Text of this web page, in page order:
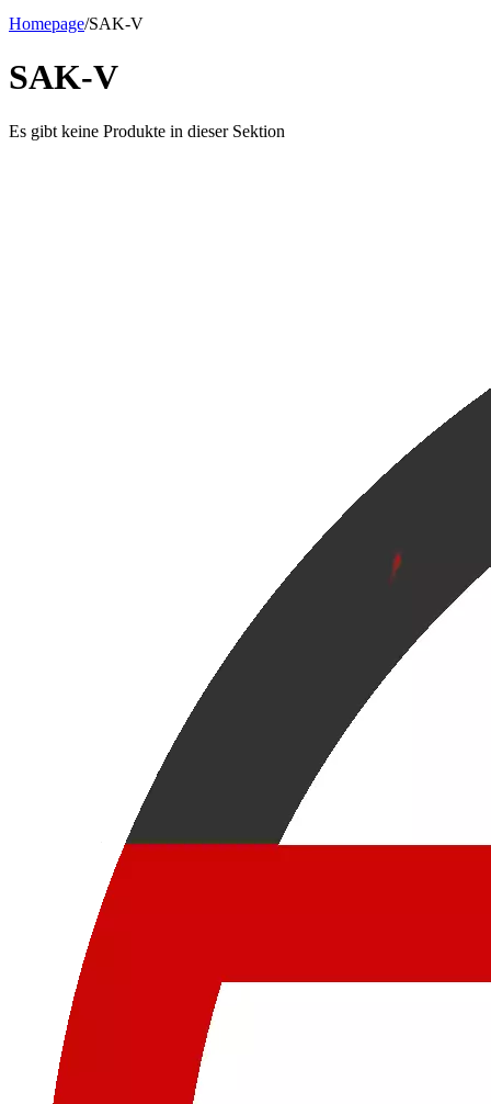
Homepage/SAK-V
SAK-V
Es gibt keine Produkte in dieser Sektion